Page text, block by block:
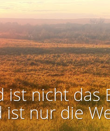
ist nicht das
ist nur die